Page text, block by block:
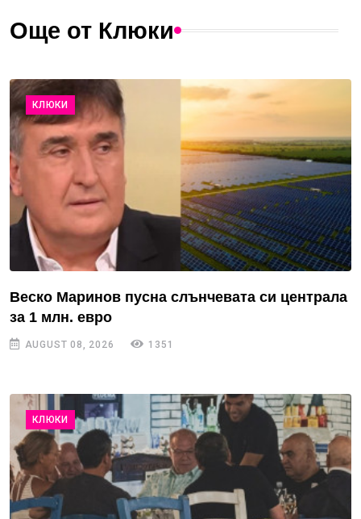
Още от Клюки
КЛЮКИ
Веско Маринов пусна слънчевата си централа
за 1 млн. евро
AUGUST 08, 2026 1351
КЛЮКИ